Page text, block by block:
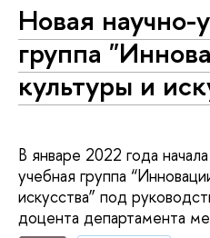
Новая научно-
группа
культуры и
В январе 2022 года
учебная группа
искусства” под
доцента департамента